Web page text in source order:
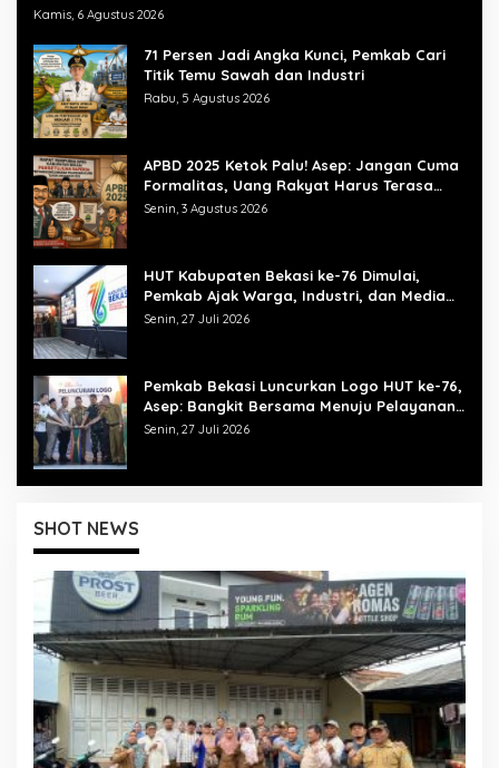
Kamis, 6 Agustus 2026
71 Persen Jadi Angka Kunci, Pemkab Cari
Titik Temu Sawah dan Industri
Rabu, 5 Agustus 2026
APBD 2025 Ketok Palu! Asep: Jangan Cuma
Formalitas, Uang Rakyat Harus Terasa
Manfaatnya
Senin, 3 Agustus 2026
HUT Kabupaten Bekasi ke-76 Dimulai,
Pemkab Ajak Warga, Industri, dan Media
Kibarkan Semangat “Bangkit Bersama”
Senin, 27 Juli 2026
Pemkab Bekasi Luncurkan Logo HUT ke-76,
Asep: Bangkit Bersama Menuju Pelayanan
yang Lebih Baik
Senin, 27 Juli 2026
SHOT NEWS